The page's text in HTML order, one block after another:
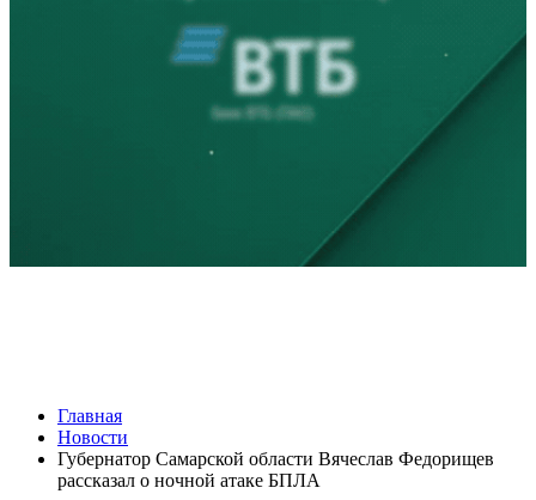
Ремонт улицы XXII Партсъезда в Самаре подходит к
завершению
06.08.2026 | 18:57
В Отрадненской больнице после капремонта открылся
Главная
Новости
Губернатор Самарской области Вячеслав Федорищев
рассказал о ночной атаке БПЛА